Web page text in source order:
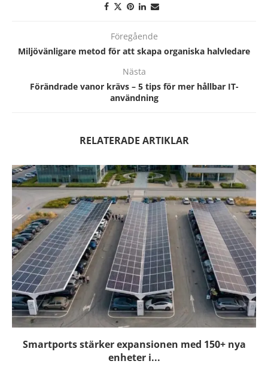
Föregående
Miljövänligare metod för att skapa organiska halvledare
Nästa
Förändrade vanor krävs – 5 tips för mer hållbar IT-
användning
RELATERADE ARTIKLAR
Smartports stärker expansionen med 150+ nya
enheter i...